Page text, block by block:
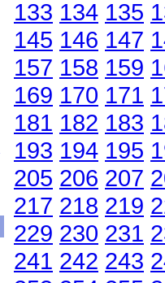
133 134 135
145 146 147
157 158 159
169 170 171
181 182 183
193 194 195
205 206 207
217 218 219
229 230 231
241 242 243